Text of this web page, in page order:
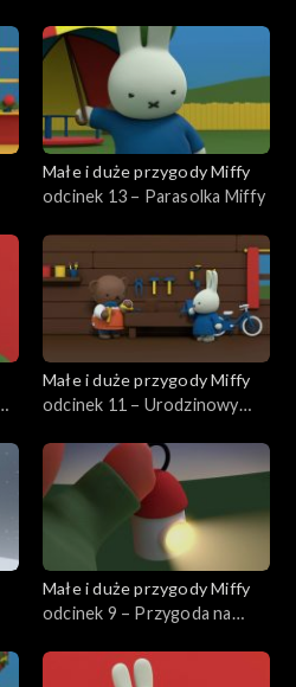
Małe i duże przygody Miffy
odcinek 13 – Parasolka Miffy
Małe i duże przygody Miffy
odcinek 11 – Urodzinowy
Małe i duże przygody Miffy
odcinek 9 – Przygoda na